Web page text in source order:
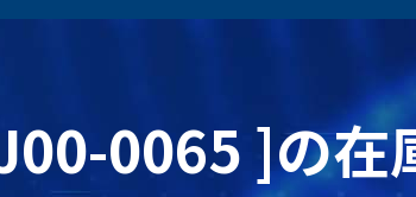
J00-0065 ]の